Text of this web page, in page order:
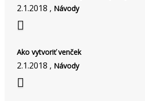
2.1.2018 , Návody
Ako vytvoriť venček
2.1.2018 , Návody